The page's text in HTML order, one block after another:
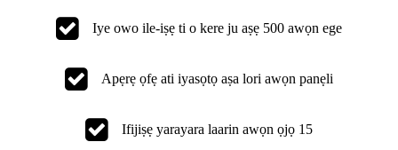
Iye owo ile-iṣẹ ti o kere ju aṣẹ 500 awọn ege
Apẹrẹ ọfẹ ati iyasọtọ aṣa lori awọn panẹli
Ifijiṣẹ yarayara laarin awọn ọjọ 15